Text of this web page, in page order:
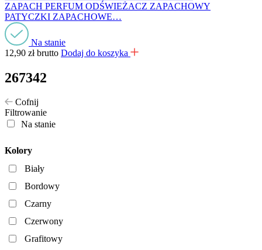
ZAPACH PERFUM ODŚWIEŻACZ ZAPACHOWY
PATYCZKI ZAPACHOWE…
Na stanie
12,90 zł brutto Dodaj do koszyka
267342
Cofnij
Filtrowanie
Na stanie
Kolory
Biały
Bordowy
Czarny
Czerwony
Grafitowy